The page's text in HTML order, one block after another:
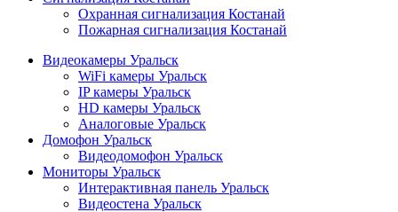
Охранная сигнализация Костанай
Пожарная сигнализация Костанай
Видеокамеры Уральск
WiFi камеры Уральск
IP камеры Уральск
HD камеры Уральск
Аналоговые Уральск
Домофон Уральск
Видеодомофон Уральск
Мониторы Уральск
Интерактивная панель Уральск
Видеостена Уральск